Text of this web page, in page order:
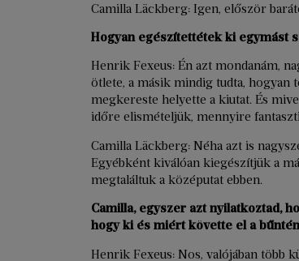
Camilla Läckberg: Igen, először
Hogyan egészítettétek ki egymást
Henrik Fexeus: Én azt mondanám,
ötlete, a másik mindig tudta, hogyan
megkereste helyette a kiutat. És
időre elismételjük, mennyire
Camilla Läckberg: Néha azt is
Egyébként kiválóan kiegészítjük a
megtaláltuk a középutat ebben.
Camilla, egyszer azt nyilatkoztad,
hogy ki és miért követte el a
Henrik Fexeus: Nos, valójában több